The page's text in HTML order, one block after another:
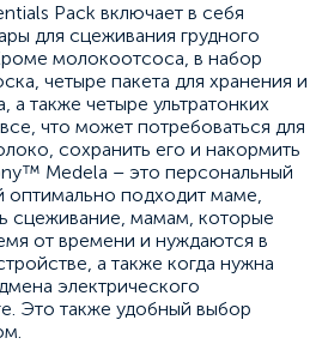
Pack включает в себя
для сцеживания грудного
молокоотсоса, в набор
четыре пакета для хранения и
также четыре ультратонких
что может потребоваться для
сохранить его и накормить
Medela – это персональный
подходит маме,
сцеживание, мамам, которые
от времени и нуждаются в
а также когда нужна
электрического
Это также удобный выбор